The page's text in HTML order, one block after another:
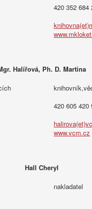
420 352 684
Halířová, Ph. D. Martina
420 605 420
www.vcm.cz
Hall Cheryl
nakladatel